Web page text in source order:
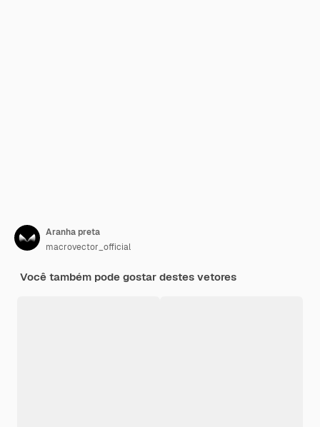
Aranha preta
macrovector_official
Você também pode gostar destes vetores